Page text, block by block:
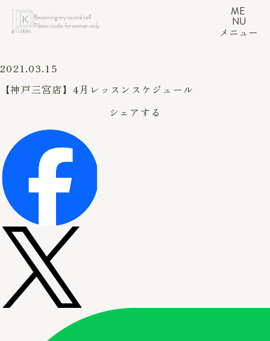
Becoming my neutral self.
Pilates studio for women only.
ME
NU
メニュー
2021.03.15
【神戸三宮店】4月レッスンスケジュール
シェアする